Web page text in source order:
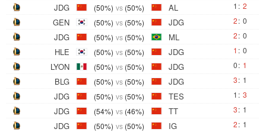
JDG (50%) vs (50%) AL 1 : 2
GEN (50%) vs (50%) JDG 2: 0
JDG (50%) vs (50%) ML 2: 0
HLE (50%) vs (50%) JDG 1 : 0
LYON (50%) vs (50%) JDG 0: 1
BLG (50%) vs (50%) JDG 3: 1
JDG (50%) vs (50%) TES 1 : 3
JDG (54%) vs (46%) TT 3: 1
JDG (50%) vs (50%) IG 2: 1